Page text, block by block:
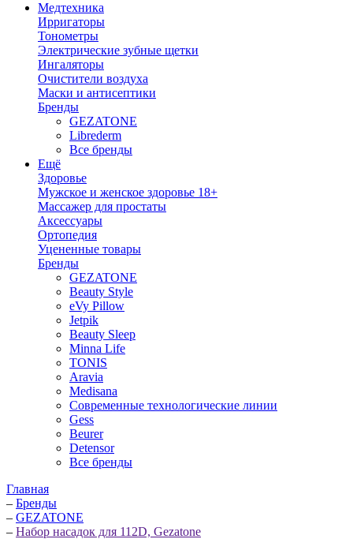
Медтехника
Ирригаторы
Тонометры
Электрические зубные щетки
Ингаляторы
Очистители воздуха
Маски и антисептики
Бренды
GEZATONE
Librederm
Все бренды
Ещё
Здоровье
Мужское и женское здоровье 18+
Массажер для простаты
Аксессуары
Ортопедия
Уцененные товары
Бренды
GEZATONE
Beauty Style
eVy Pillow
Jetpik
Beauty Sleep
Minna Life
TONIS
Aravia
Medisana
Современные технологические линии
Gess
Beurer
Detensor
Все бренды
Главная
– Бренды
– GEZATONE
– Набор насадок для 112D, Gezatone